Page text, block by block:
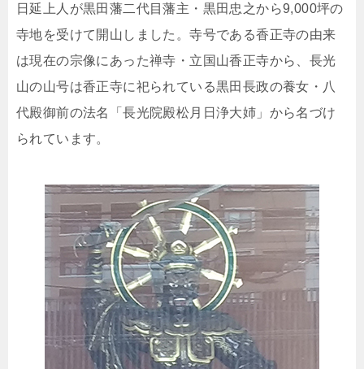
日延上人が黒田藩二代目藩主・黒田忠之から9,000坪の
寺地を受けて開山しました。寺号である香正寺の由来
は現在の宗像にあった禅寺・立国山香正寺から、長光
山の山号は香正寺に祀られている黒田長政の養女・八
代殿御前の法名「長光院殿松月日浄大姉」から名づけ
られています。